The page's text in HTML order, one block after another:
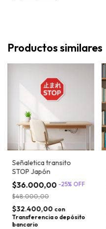
Productos similares
Señaletica transito
STOP Japón
$36.000,00 -25% OFF
$48.000,00
$32.400,00 con
Transferencia o depósito
bancario